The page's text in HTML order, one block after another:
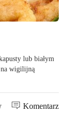
lub białym
na wigilijną
Komentarz